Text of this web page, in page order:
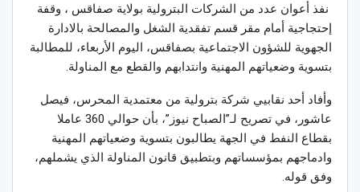
نفذ أعوان عدد من الشركات البترولية بولاية صفاقس ، وقفة
إحتجاجية أمام مقر قسم تفقدية الشغل والمصالحة بالادارة
الجهوية للشؤون الاجتماعية بصفاقس، اليوم الأربعاء، للمطالبة
بتسوية وضعياتهم المهنية وانتدابهم والقطع مع المناولة.
وأفاد أحد نقابيي شركة بترولية من معتمدية المحرس، فيصل
عاشور، في تصريح لـ”الصباح نيوز”، بأن حوالي 360 عاملا
بقطاع النفط في الجهة يطالبون بتسوية وضعياتهم المهنية
وادماجهم بمؤسساتهم وبتطبيق قانون المناولة الذي يشملهم،
وفق قوله.